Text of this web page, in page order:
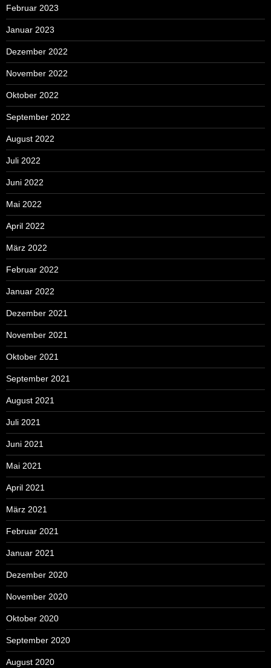
Februar 2023
Januar 2023
Dezember 2022
November 2022
Oktober 2022
September 2022
August 2022
Juli 2022
Juni 2022
Mai 2022
April 2022
März 2022
Februar 2022
Januar 2022
Dezember 2021
November 2021
Oktober 2021
September 2021
August 2021
Juli 2021
Juni 2021
Mai 2021
April 2021
März 2021
Februar 2021
Januar 2021
Dezember 2020
November 2020
Oktober 2020
September 2020
August 2020